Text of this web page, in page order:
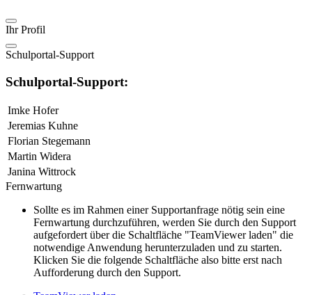
Ihr Profil
Schulportal-Support
Schulportal-Support:
Imke Hofer
Jeremias Kuhne
Florian Stegemann
Martin Widera
Janina Wittrock
Fernwartung
Sollte es im Rahmen einer Supportanfrage nötig sein eine
Fernwartung durchzuführen, werden Sie durch den Support
aufgefordert über die Schaltfläche "TeamViewer laden" die
notwendige Anwendung herunterzuladen und zu starten.
Klicken Sie die folgende Schaltfläche also bitte erst nach
Aufforderung durch den Support.